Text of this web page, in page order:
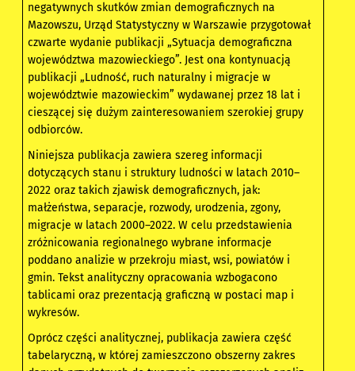
negatywnych skutków zmian demograficznych na
Mazowszu, Urząd Statystyczny w Warszawie przygotował
czwarte wydanie publikacji „Sytuacja demograficzna
województwa mazowieckiego”. Jest ona kontynuacją
publikacji „Ludność, ruch naturalny i migracje w
województwie mazowieckim” wydawanej przez 18 lat i
cieszącej się dużym zainteresowaniem szerokiej grupy
odbiorców.
Niniejsza publikacja zawiera szereg informacji
dotyczących stanu i struktury ludności w latach 2010–
2022 oraz takich zjawisk demograficznych, jak:
małżeństwa, separacje, rozwody, urodzenia, zgony,
migracje w latach 2000–2022. W celu przedstawienia
zróżnicowania regionalnego wybrane informacje
poddano analizie w przekroju miast, wsi, powiatów i
gmin. Tekst analityczny opracowania wzbogacono
tablicami oraz prezentacją graficzną w postaci map i
wykresów.
Oprócz części analitycznej, publikacja zawiera część
tabelaryczną, w której zamieszczono obszerny zakres